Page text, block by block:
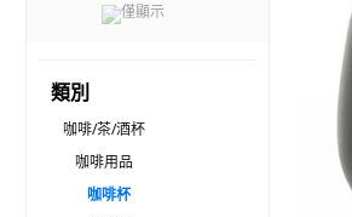
僅顯示
類別
咖啡/茶/酒杯
咖啡用品
咖啡杯